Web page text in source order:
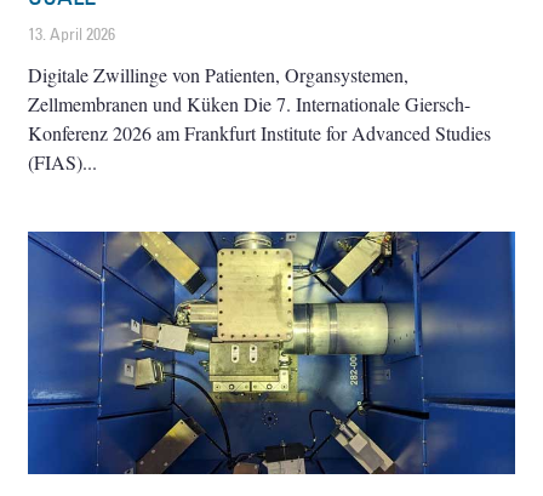
13. April 2026
Digitale Zwillinge von Patienten, Organsystemen,
Zellmembranen und Küken Die 7. Internationale Giersch-
Konferenz 2026 am Frankfurt Institute for Advanced Studies
(FIAS)